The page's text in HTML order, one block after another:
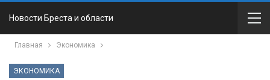
Новости Бреста и области
Главная Экономика
ЭКОНОМИКА